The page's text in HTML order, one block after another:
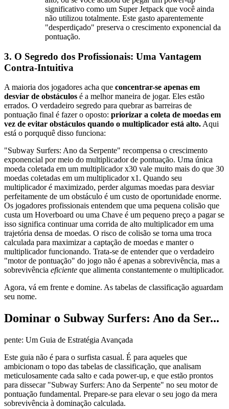
significativo como um Super Jetpack que você ainda
não utilizou totalmente. Este gasto aparentemente
"desperdiçado" preserva o crescimento exponencial da
pontuação.
3. O Segredo dos Profissionais: Uma Vantagem
Contra-Intuitiva
A maioria dos jogadores acha que concentrar-se apenas em
desviar de obstáculos é a melhor maneira de jogar. Eles estão
errados. O verdadeiro segredo para quebrar as barreiras de
pontuação final é fazer o oposto: priorizar a coleta de moedas em
vez de evitar obstáculos quando o multiplicador está alto.Aqui
está o porququê disso funciona:
"Subway Surfers: Ano da Serpente" recompensa o crescimento
exponencial por meio do multiplicador de pontuação. Uma única
moeda coletada em um multiplicador x30 vale muito mais do que 30
moedas coletadas em um multiplicador x1. Quando seu
multiplicador é maximizado, perder algumas moedas para desviar
perfeitamente de um obstáculo é um custo de oportunidade enorme.
Os jogadores profissionais entendem que uma pequena colisão que
custa um Hoverboard ou uma Chave é um pequeno preço a pagar se
isso significa continuar uma corrida de alto multiplicador em uma
trajetória densa de moedas. O risco de colisão se torna uma troca
calculada para maximizar a captação de moedas e manter o
multiplicador funcionando. Trata-se de entender que o verdadeiro
"motor de pontuação" do jogo não é apenas a sobrevivência, mas a
sobrevivência eficiente que alimenta constantemente o multiplicador.
Agora, vá em frente e domine. As tabelas de classificação aguardam
seu nome.
Dominar o Subway Surfers: Ano da Ser...
pente: Um Guia de Estratégia Avançada
Este guia não é para o surfista casual. É para aqueles que
ambicionam o topo das tabelas de classificação, que analisam
meticulosamente cada salto e cada power-up, e que estão prontos
para dissecar "Subway Surfers: Ano da Serpente" no seu motor de
pontuação fundamental. Prepare-se para elevar o seu jogo da mera
sobrevivência à dominação calculada.